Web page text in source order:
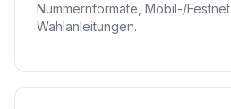
Nummernformate, Mobil-/
Wahlanleitungen.